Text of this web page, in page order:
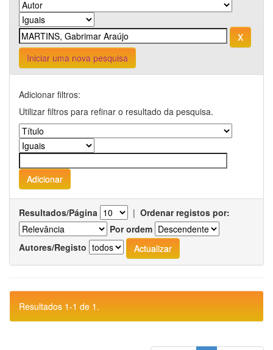
Iniciar uma nova pesquisa
Adicionar filtros:
Utilizar filtros para refinar o resultado da pesquisa.
Resultados/Página | Ordenar registos por:
Por ordem
Autores/Registo
Resultados 1-1 de 1.